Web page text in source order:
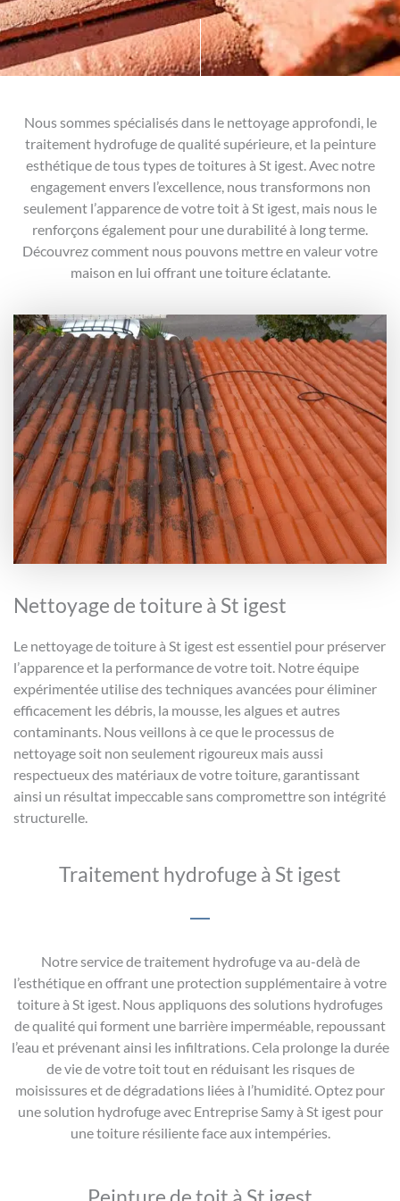
Nous sommes spécialisés dans le nettoyage approfondi, le
traitement hydrofuge de qualité supérieure, et la peinture
esthétique de tous types de toitures à St igest. Avec notre
engagement envers l’excellence, nous transformons non
seulement l’apparence de votre toit à St igest, mais nous le
renforçons également pour une durabilité à long terme.
Découvrez comment nous pouvons mettre en valeur votre
maison en lui offrant une toiture éclatante.
Nettoyage de toiture à St igest
Le nettoyage de toiture à St igest est essentiel pour préserver
l’apparence et la performance de votre toit. Notre équipe
expérimentée utilise des techniques avancées pour éliminer
efficacement les débris, la mousse, les algues et autres
contaminants. Nous veillons à ce que le processus de
nettoyage soit non seulement rigoureux mais aussi
respectueux des matériaux de votre toiture, garantissant
ainsi un résultat impeccable sans compromettre son intégrité
structurelle.
Traitement hydrofuge à St igest
Notre service de traitement hydrofuge va au-delà de
l’esthétique en offrant une protection supplémentaire à votre
toiture à St igest. Nous appliquons des solutions hydrofuges
de qualité qui forment une barrière imperméable, repoussant
l’eau et prévenant ainsi les infiltrations. Cela prolonge la durée
de vie de votre toit tout en réduisant les risques de
moisissures et de dégradations liées à l’humidité. Optez pour
une solution hydrofuge avec Entreprise Samy à St igest pour
une toiture résiliente face aux intempéries.